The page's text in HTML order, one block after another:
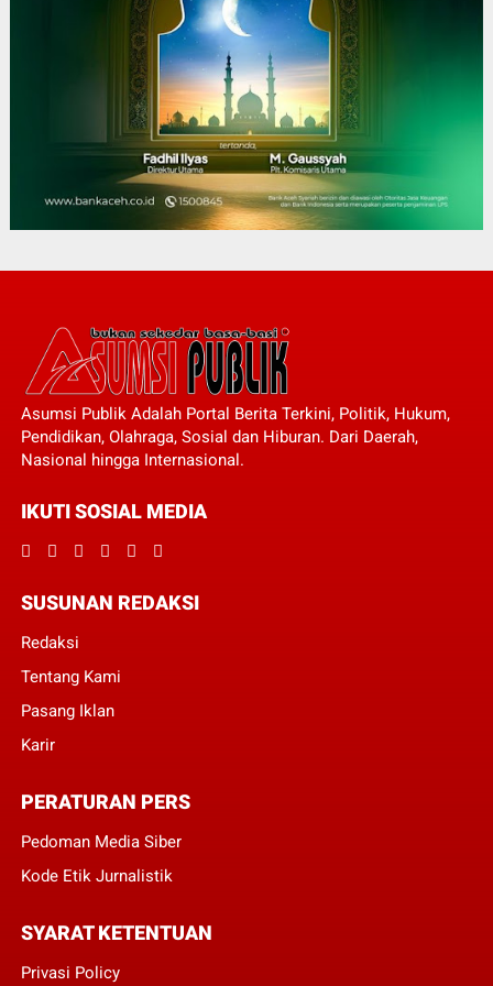
Asumsi Publik Adalah Portal Berita Terkini, Politik, Hukum,
Pendidikan, Olahraga, Sosial dan Hiburan. Dari Daerah,
Nasional hingga Internasional.
IKUTI SOSIAL MEDIA
SUSUNAN REDAKSI
Redaksi
Tentang Kami
Pasang Iklan
Karir
PERATURAN PERS
Pedoman Media Siber
Kode Etik Jurnalistik
SYARAT KETENTUAN
Privasi Policy